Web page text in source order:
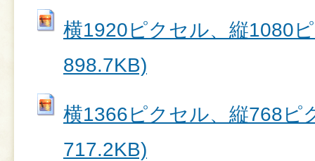
横1920ピクセル、縦1080
898.7KB)
横1366ピクセル、縦768ピ
717.2KB)